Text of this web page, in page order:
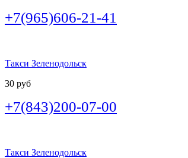
+7(965)606-21-41
Такси Зеленодольск
30 руб
+7(843)200-07-00
Такси Зеленодольск